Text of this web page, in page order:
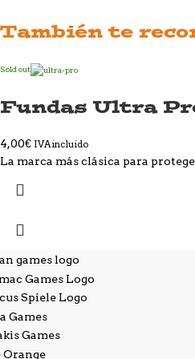
También te
Sold out
Fundas Ultra
4,00€ IVA incluido
La marca más clásica para